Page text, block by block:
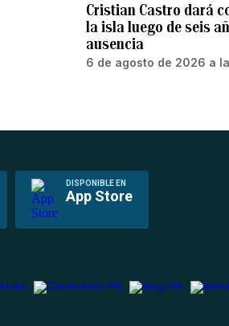
Cristian Castro dará
la isla luego de seis
ausencia
6 de agosto de 2026 a
DISPONIBLE EN
App Store